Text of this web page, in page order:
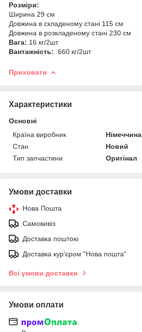
Розміри:
Ширина 29 см
Довжина в складеному стані 115 см
Довжина в розкладеному стані 230 см
Вага: 16 кг/2шт
Вантажність: 660 кг/2шт
Приховати
Характеристики
Основні
Країна виробник
Німеччина
Стан
Новий
Тип запчастини
Оригінал
Умови доставки
Нова Пошта
Самовивіз
Доставка поштою
Доставка кур'єром "Нова пошта"
Всі умови доставки
Умови оплати